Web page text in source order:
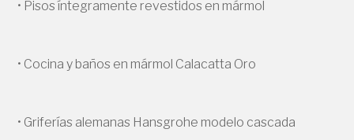
• Pisos íntegramente revestidos en mármol
• Cocina y baños en mármol Calacatta Oro
• Griferías alemanas Hansgrohe modelo cascada